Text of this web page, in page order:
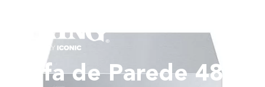
Coifa de Parede 48"